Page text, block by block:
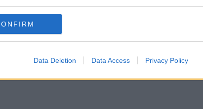
Data Deletion Data Access Privacy Policy